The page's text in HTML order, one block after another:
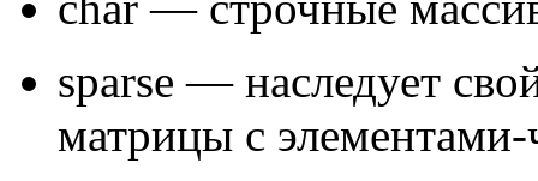
sparse — наследует
матрицы с